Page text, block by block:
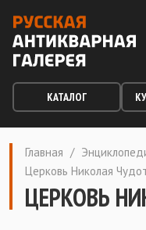
КАТАЛОГ
Главная /
Церковь Николая
ЦЕРКОВЬ